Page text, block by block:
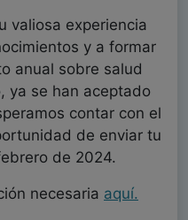
valiosa experiencia
y a formar
anual sobre salud
ya se han aceptado
contar con el
de enviar tu
de 2024.
necesaria aquí.